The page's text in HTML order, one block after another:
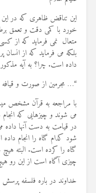
این تناقض ظاهری که در
خورد با کمی دقت و تعمق
متعال نمی فرماید که از
بلکه می فرماید که از انسان
داده است. چرا؟ به آیه
“… مجرمين از صورت و
با مراجعه به قرآن مشخص
می شوند و چیزهایی که
در قیامت به دست آنها داده
شود کدام گناه را انجام
گناه را کرده است. البته
چیزی آگاه است از این رو
خداوند در باره فلسفه